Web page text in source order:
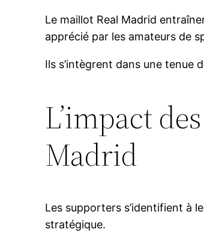
Le maillot Real Madrid
apprécié par les amateurs de
Ils s’intègrent dans une tenue
L’impact
Madrid
Les supporters s’identifient à
stratégique.